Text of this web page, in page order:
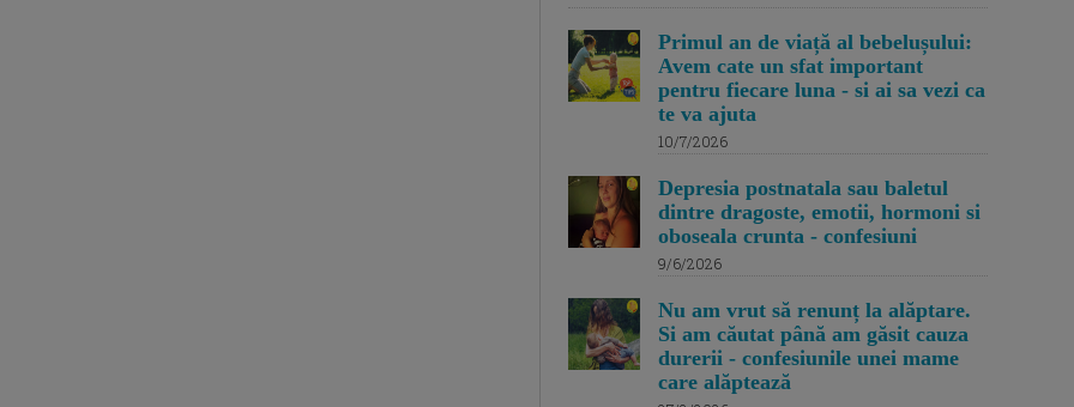
Primul an de viață al bebelușului:
Avem cate un sfat important
pentru fiecare luna - si ai sa vezi ca
te va ajuta
10/7/2026
Depresia postnatala sau baletul
dintre dragoste, emotii, hormoni si
oboseala crunta - confesiuni
9/6/2026
Nu am vrut să renunț la alăptare.
Si am căutat până am găsit cauza
durerii - confesiunile unei mame
care alăptează